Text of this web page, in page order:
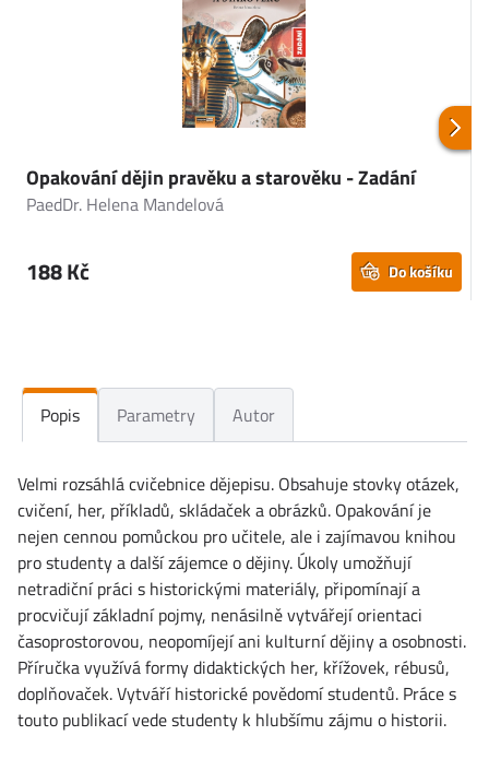
Opakování dějin pravěku a starověku - Zadání
PaedDr. Helena Mandelová
188 Kč Do košíku
Popis Parametry Autor
Velmi rozsáhlá cvičebnice dějepisu. Obsahuje stovky otázek,
cvičení, her, příkladů, skládaček a obrázků. Opakování je
nejen cennou pomůckou pro učitele, ale i zajímavou knihou
pro studenty a další zájemce o dějiny. Úkoly umožňují
netradiční práci s historickými materiály, připomínají a
procvičují základní pojmy, nenásilně vytvářejí orientaci
časoprostorovou, neopomíjejí ani kulturní dějiny a osobnosti.
Příručka využívá formy didaktických her, křížovek, rébusů,
doplňovaček. Vytváří historické povědomí studentů. Práce s
touto publikací vede studenty k hlubšímu zájmu o historii.